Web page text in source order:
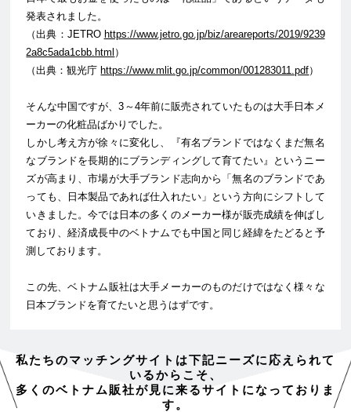
発表されました。
（出典：JETRO https://www.jetro.go.jp/biz/areareports/2019/9239
2a8c5ada1cbb.html ）
（出典：観光庁 https://www.mlit.go.jp/common/001283011.pdf）
そんな中国ですが、3～4年前に販売されていたものは大手日本メ
ーカーの化粧品ばかりでした。
しかし考え方が徐々に変化し、『有名ブランドではなくまだ無名
なブランドを長期的にブランディングして育てたい』というニー
ズが高まり、市場が大手ブランド志向から「無名のブランドであ
っても、日本製品であれば仕入れたい」という方向にシフトして
いきました。今では日本の多くのメーカー様が販売成績を伸ばし
ており、経済成長中のベトナムでも中国と同じ経緯をたどると予
測しております。
この先、ベトナム販社は大手メーカーのものだけではなく様々な
日本ブランドを育てたいと思うはずです。
私たちのマッチングサイトは下記ニーズに応えられて
いるからこそ、
多くのベトナム販社が見に来るサイトになっておりま
す。